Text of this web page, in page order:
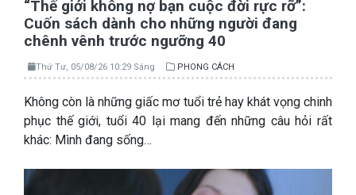
“Thế giới không nợ bạn cuộc đời rực rỡ”:
Cuốn sách dành cho những người đang
chênh vênh trước ngưỡng 40
Thứ Tư, 05/08/26 10:29 Sáng PHONG CÁCH
Không còn là những giấc mơ tuổi trẻ hay khát vọng chinh
phục thế giới, tuổi 40 lại mang đến những câu hỏi rất
khác: Mình đang sống…